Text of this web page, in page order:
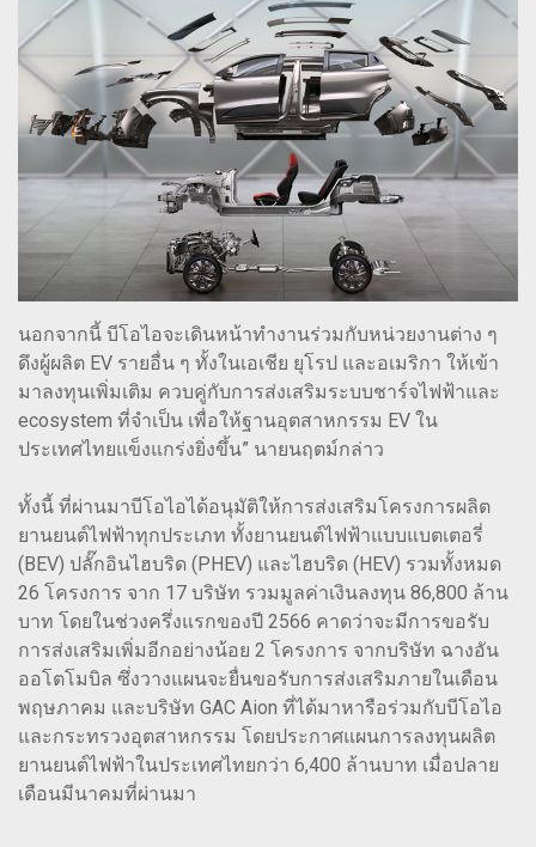
นอกจากนี้ บีโอไอจะเดินหน้าทำงานร่วมกับหน่วยงานต่าง ๆ
ดึงผู้ผลิต EV รายอื่น ๆ ทั้งในเอเชีย ยุโรป และอเมริกา ให้เข้า
มาลงทุนเพิ่มเติม ควบคู่กับการส่งเสริมระบบชาร์จไฟฟ้าและ
ecosystem ที่จำเป็น เพื่อให้ฐานอุตสาหกรรม EV ใน
ประเทศไทยแข็งแกร่งยิ่งขึ้น” นายนฤตม์กล่าว
ทั้งนี้ ที่ผ่านมาบีโอไอได้อนุมัติให้การส่งเสริมโครงการผลิต
ยานยนต์ไฟฟ้าทุกประเภท ทั้งยานยนต์ไฟฟ้าแบบแบตเตอรี่
(BEV) ปลั๊กอินไฮบริด (PHEV) และไฮบริด (HEV) รวมทั้งหมด
26 โครงการ จาก 17 บริษัท รวมมูลค่าเงินลงทุน 86,800 ล้าน
บาท โดยในช่วงครึ่งแรกของปี 2566 คาดว่าจะมีการขอรับ
การส่งเสริมเพิ่มอีกอย่างน้อย 2 โครงการ จากบริษัท ฉางอัน
ออโตโมบิล ซึ่งวางแผนจะยื่นขอรับการส่งเสริมภายในเดือน
พฤษภาคม และบริษัท GAC Aion ที่ได้มาหารือร่วมกับบีโอไอ
และกระทรวงอุตสาหกรรม โดยประกาศแผนการลงทุนผลิต
ยานยนต์ไฟฟ้าในประเทศไทยกว่า 6,400 ล้านบาท เมื่อปลาย
เดือนมีนาคมที่ผ่านมา